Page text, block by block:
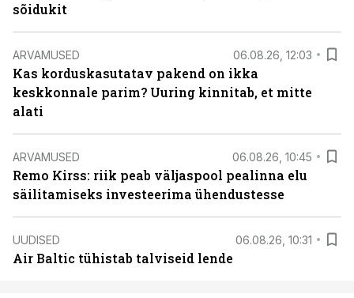
sõidukit
ARVAMUSED 06.08.26, 12:03
Kas korduskasutatav pakend on ikka
keskkonnale parim? Uuring kinnitab, et mitte
alati
ARVAMUSED 06.08.26, 10:45
Remo Kirss: riik peab väljaspool pealinna elu
säilitamiseks investeerima ühendustesse
UUDISED 06.08.26, 10:31
Air Baltic tühistab talviseid lende